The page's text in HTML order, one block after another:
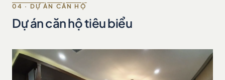
04 · DỰ ÁN CĂN HỘ
Dự án căn hộ tiêu biểu